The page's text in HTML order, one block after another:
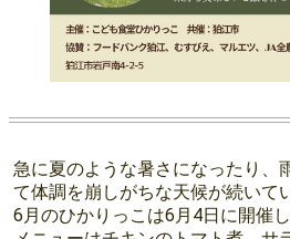
急に夏のような暑さになったり、
て体調を崩しがちな天候が続いて
6月のひかりっこは6月4日に開催し